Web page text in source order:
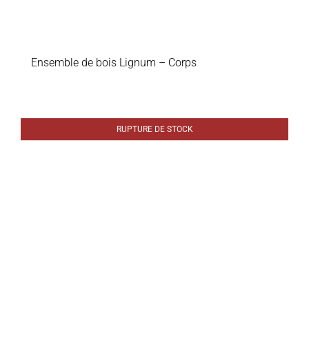
RUPTURE DE STOCK
Ensemble de bois Lignum – Corps